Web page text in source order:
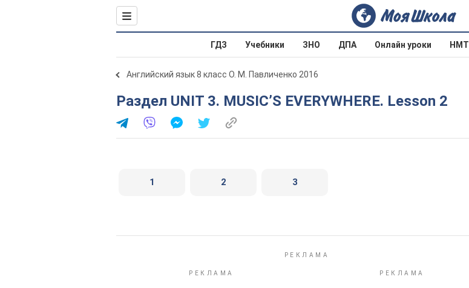
ГДЗ Учебники ЗНО ДПА Онлайн уроки НМТ
Английский язык 8 класс О. М. Павличенко 2016
Раздел UNIT 3. MUSIC’S EVERYWHERE. Lesson 2
1 2 3